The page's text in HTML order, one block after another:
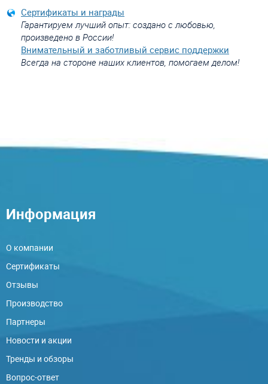
Сертификаты и награды
Гарантируем лучший опыт: создано с любовью,
произведено в России!
Внимательный и заботливый сервис поддержки
Всегда на стороне наших клиентов, помогаем делом!
Информация
О компании
Сертификаты
Отзывы
Производство
Партнеры
Новости и акции
Тренды и обзоры
Вопрос-ответ